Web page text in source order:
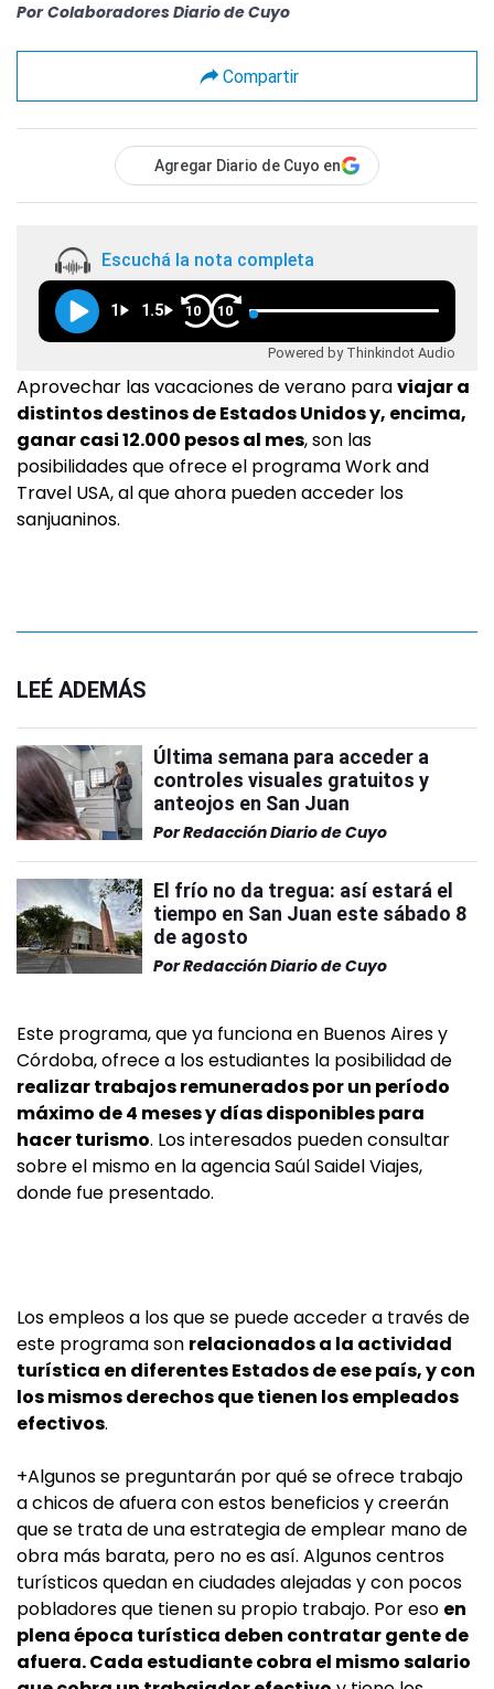
Por Colaboradores Diario de Cuyo
Compartir
Agregar Diario de Cuyo en
Escuchá la nota completa
1 1.5 10 10
Powered by Thinkindot Audio
Aprovechar las vacaciones de verano paraviajar a
distintos destinos de Estados Unidos y, encima,
ganar casi 12.000 pesos al mes, son las
posibilidades que ofrece el programa Work and
Travel USA, al que ahora pueden acceder los
sanjuaninos.
LEÉ ADEMÁS
Última semana para acceder a
controles visuales gratuitos y
anteojos en San Juan
PorRedacción Diario de Cuyo
El frío no da tregua: así estará el
tiempo en San Juan este sábado 8
de agosto
PorRedacción Diario de Cuyo
Este programa, que ya funciona en Buenos Aires y
Córdoba, ofrece a los estudiantes la posibilidad de
realizar trabajos remunerados por un período
máximo de 4 meses y días disponibles para
hacer turismo. Los interesados pueden consultar
sobre el mismo en la agencia Saúl Saidel Viajes,
donde fue presentado.
Los empleos a los que se puede acceder a través de
este programa son relacionados a la actividad
turística en diferentes Estados de ese país, y con
los mismos derechos que tienen los empleados
efectivos.
+Algunos se preguntarán por qué se ofrece trabajo
a chicos de afuera con estos beneficios y creerán
que se trata de una estrategia de emplear mano de
obra más barata, pero no es así. Algunos centros
turísticos quedan en ciudades alejadas y con pocos
pobladores que tienen su propio trabajo. Por eso en
plena época turística deben contratar gente de
afuera. Cada estudiante cobra el mismo salario